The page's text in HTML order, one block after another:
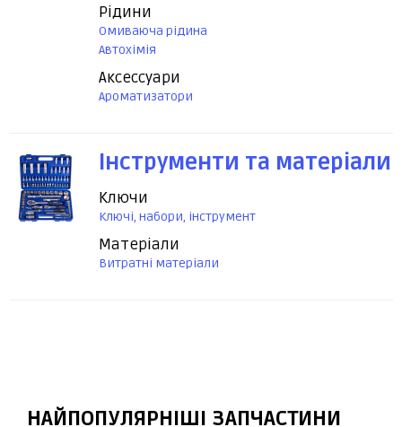
Рідини
Омиваюча рідина
Автохімія
Аксессуари
Ароматизатори
Інструменти та матеріали
Ключи
Ключі, набори, інструмент
Матеріали
Витратні матеріали
НАЙПОПУЛЯРНІШІ ЗАПЧАСТИНИ